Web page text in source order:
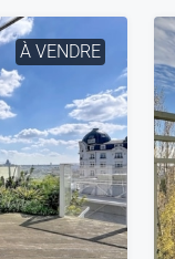
À VENDRE